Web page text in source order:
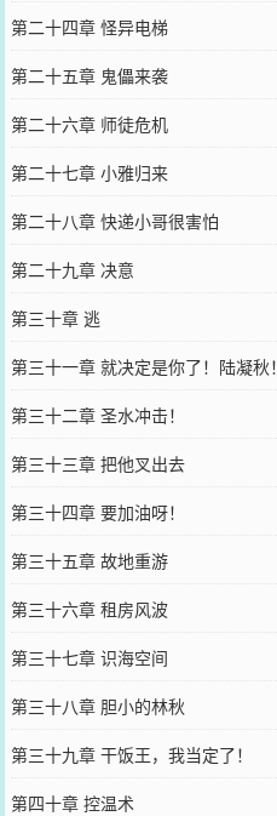
第二十四章 怪异电梯
第二十五章 鬼儡来袭
第二十六章 师徒危机
第二十七章 小雅归来
第二十八章 快递小哥很害怕
第二十九章 决意
第三十章 逃
第三十一章 就决定是你了！陆凝秋！
第三十二章 圣水冲击！
第三十三章 把他叉出去
第三十四章 要加油呀！
第三十五章 故地重游
第三十六章 租房风波
第三十七章 识海空间
第三十八章 胆小的林秋
第三十九章 干饭王，我当定了！
第四十章 控温术